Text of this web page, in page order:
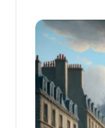
wyróżnia
buduje
zalety i
w